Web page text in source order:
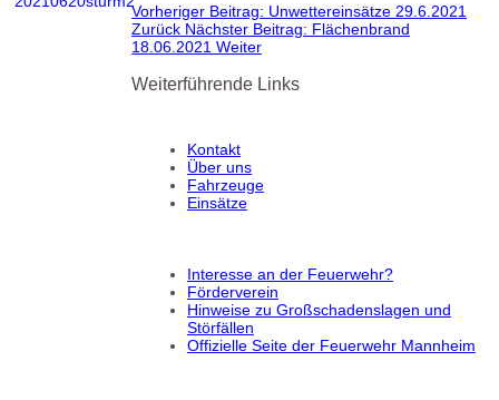
Vorheriger Beitrag: Unwettereinsätze 29.6.2021
Zurück Nächster Beitrag: Flächenbrand
18.06.2021 Weiter
Weiterführende Links
Kontakt
Über uns
Fahrzeuge
Einsätze
Interesse an der Feuerwehr?
Förderverein
Hinweise zu Großschadenslagen und
Störfällen
Offizielle Seite der Feuerwehr Mannheim